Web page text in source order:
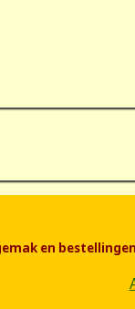
en